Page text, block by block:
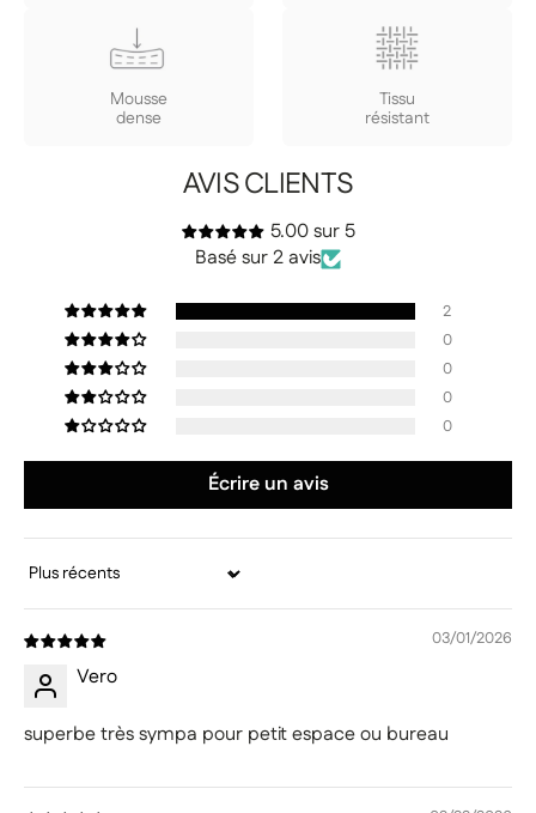
Mousse
dense
Tissu
résistant
AVIS CLIENTS
5.00 sur 5
Basé sur 2 avis
2
0
0
0
0
Écrire un avis
Sort by
03/01/2026
Vero
superbe très sympa pour petit espace ou bureau